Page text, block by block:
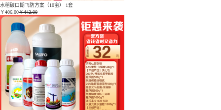
水稻破口期飞防方案（10亩） 1套
￥406.00￥442.00